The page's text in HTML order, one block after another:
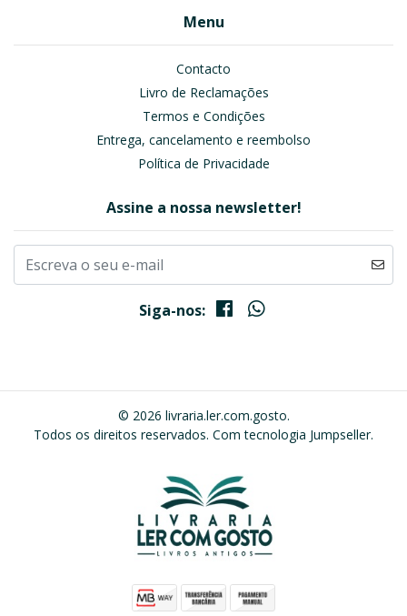
Menu
Contacto
Livro de Reclamações
Termos e Condições
Entrega, cancelamento e reembolso
Política de Privacidade
Assine a nossa newsletter!
Siga-nos:
© 2026 livraria.ler.com.gosto.
Todos os direitos reservados. Com tecnologia Jumpseller.